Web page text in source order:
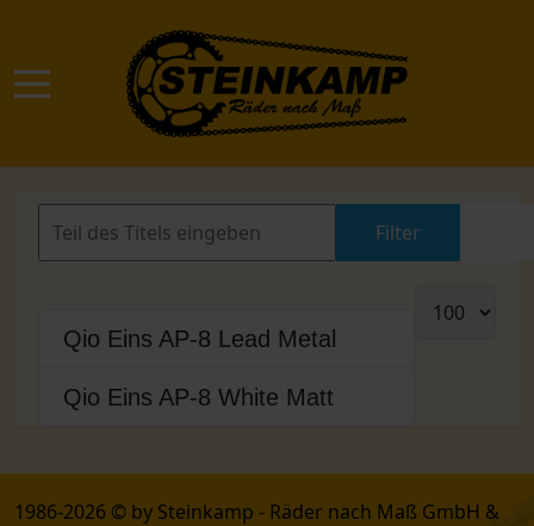
Mobile Menu Toggle
Filter
Qio Eins AP-8 Lead Metal
Qio Eins AP-8 White Matt
1986-2026 © by Steinkamp - Räder nach Maß GmbH &